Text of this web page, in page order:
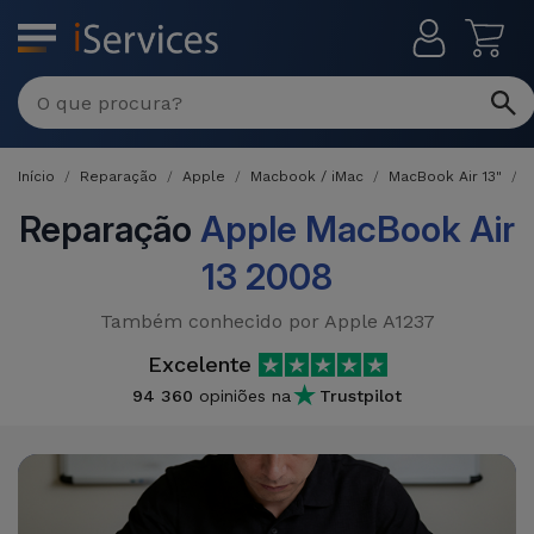
MENU
Reparações
Multimarca
Por
Avaria
Recondicionados
iPads
Recondicionados
Retomas
Início Reparação Apple Macbook / iMac MacBook Air 13"
Reparação Apple MacBook Air
13 2008
Também conhecido por Apple A1237
Excelente
94 360 opiniões na Trustpilot